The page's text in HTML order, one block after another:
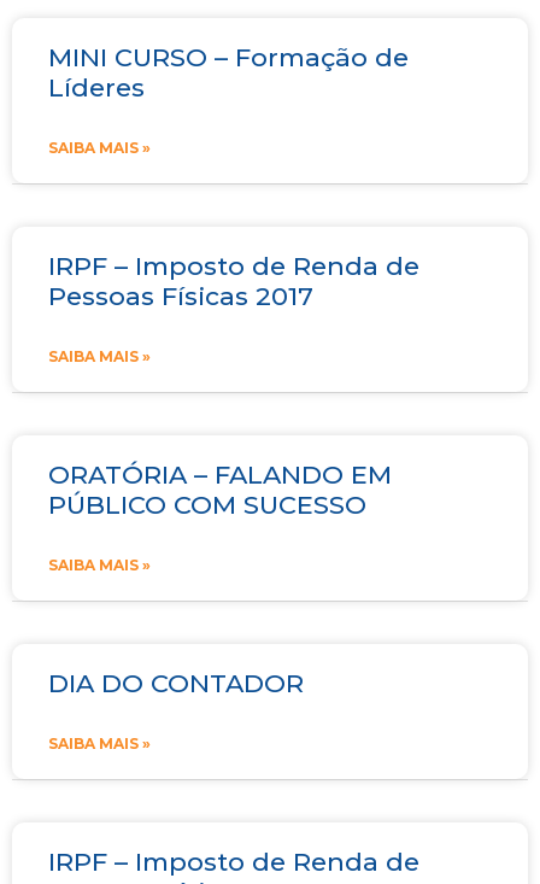
MINI CURSO – Formação de
Líderes
SAIBA MAIS »
IRPF – Imposto de Renda de
Pessoas Físicas 2017
SAIBA MAIS »
ORATÓRIA – FALANDO EM
PÚBLICO COM SUCESSO
SAIBA MAIS »
DIA DO CONTADOR
SAIBA MAIS »
IRPF – Imposto de Renda de